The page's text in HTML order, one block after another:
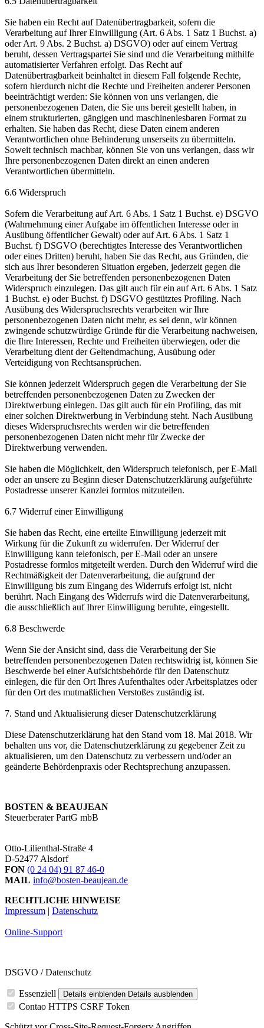
Sie haben ein Recht auf Datenübertragbarkeit, sofern die
Verarbeitung auf Ihrer Einwilligung (Art. 6 Abs. 1 Satz 1 Buchst. a)
oder Art. 9 Abs. 2 Buchst. a) DSGVO) oder auf einem Vertrag
beruht, dessen Vertragspartei Sie sind und die Verarbeitung mithilfe
automatisierter Verfahren erfolgt. Das Recht auf
Datenübertragbarkeit beinhaltet in diesem Fall folgende Rechte,
sofern hierdurch nicht die Rechte und Freiheiten anderer Personen
beeinträchtigt werden: Sie können von uns verlangen, die
personenbezogenen Daten, die Sie uns bereit gestellt haben, in
einem strukturierten, gängigen und maschinenlesbaren Format zu
erhalten. Sie haben das Recht, diese Daten einem anderen
Verantwortlichen ohne Behinderung unserseits zu übermitteln.
Soweit technisch machbar, können Sie von uns verlangen, dass wir
Ihre personenbezogenen Daten direkt an einen anderen
Verantwortlichen übermitteln.
6.6 Widerspruch
Sofern die Verarbeitung auf Art. 6 Abs. 1 Satz 1 Buchst. e) DSGVO
(Wahrnehmung einer Aufgabe im öffentlichen Interesse oder in
Ausübung öffentlicher Gewalt) oder auf Art. 6 Abs. 1 Satz 1
Buchst. f) DSGVO (berechtigtes Interesse des Verantwortlichen
oder eines Dritten) beruht, haben Sie das Recht, aus Gründen, die
sich aus Ihrer besonderen Situation ergeben, jederzeit gegen die
Verarbeitung der Sie betreffenden personenbezogenen Daten
Widerspruch einzulegen. Das gilt auch für ein auf Art. 6 Abs. 1 Satz
1 Buchst. e) oder Buchst. f) DSGVO gestütztes Profiling. Nach
Ausübung des Widerspruchsrechts verarbeiten wir Ihre
personenbezogenen Daten nicht mehr, es sei denn, wir können
zwingende schutzwürdige Gründe für die Verarbeitung nachweisen,
die Ihre Interessen, Rechte und Freiheiten überwiegen, oder die
Verarbeitung dient der Geltendmachung, Ausübung oder
Verteidigung von Rechtsansprüchen.
Sie können jederzeit Widerspruch gegen die Verarbeitung der Sie
betreffenden personenbezogenen Daten zu Zwecken der
Direktwerbung einlegen. Das gilt auch für ein Profiling, das mit
einer solchen Direktwerbung in Verbindung steht. Nach Ausübung
dieses Widerspruchsrechts werden wir die betreffenden
personenbezogenen Daten nicht mehr für Zwecke der
Direktwerbung verwenden.
Sie haben die Möglichkeit, den Widerspruch telefonisch, per E-Mail
oder an unsere zu Beginn dieser Datenschutzerklärung aufgeführte
Postadresse unserer Kanzlei formlos mitzuteilen.
6.7 Widerruf einer Einwilligung
Sie haben das Recht, eine erteilte Einwilligung jederzeit mit
Wirkung für die Zukunft zu widerrufen. Der Widerruf der
Einwilligung kann telefonisch, per E-Mail oder an unsere
Postadresse formlos mitgeteilt werden. Durch den Widerruf wird die
Rechtmäßigkeit der Datenverarbeitung, die aufgrund der
Einwilligung bis zum Eingang des Widerrufs erfolgt ist, nicht
berührt. Nach Eingang des Widerrufs wird die Datenverarbeitung,
die ausschließlich auf Ihrer Einwilligung beruhte, eingestellt.
6.8 Beschwerde
Wenn Sie der Ansicht sind, dass die Verarbeitung der Sie
betreffenden personenbezogenen Daten rechtswidrig ist, können Sie
Beschwerde bei einer Aufsichtsbehörde für den Datenschutz
einlegen, die für den Ort Ihres Aufenthaltes oder Arbeitsplatzes oder
für den Ort des mutmaßlichen Verstoßes zuständig ist.
7. Stand und Aktualisierung dieser Datenschutzerklärung
Diese Datenschutzerklärung hat den Stand vom 18. Mai 2018. Wir
behalten uns vor, die Datenschutzerklärung zu gegebener Zeit zu
aktualisieren, um den Datenschutz zu verbessern und/oder an
geänderte Behördenpraxis oder Rechtsprechung anzupassen.
BOSTEN & BEAUJEAN
Steuerberater PartG mbB
Otto-Lilienthal-Straße 4
D-52477 Alsdorf
FON (0 24 04) 91 87 46-0
MAIL info@bosten-beaujean.de
RECHTLICHE HINWEISE
Impressum | Datenschutz
Online-Support
DSGVO / Datenschutz
Essenziell Details einblenden Details ausblenden
Contao HTTPS CSRF Token